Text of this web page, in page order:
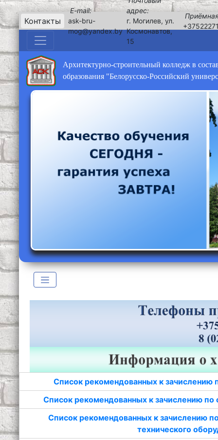
Контакты
E-mail:
ask-bru-
mog@yandex.by
адрес:
г. Могилев, ул.
Космонавтов,
15
Архитектурно-строительный колледж в
образования "Белорусско-Российский
Список рекомендованных к зачислению
Список рекомендованных к зачислению
Список рекомендованных к зачислению
технического